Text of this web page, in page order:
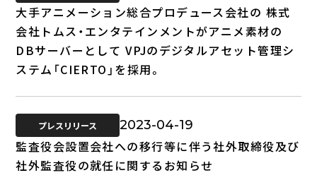
大手アニメーション総合プロデュース会社の 株式
会社トムス・エンタテインメントがアニメ素材の
DBサーバーとして VPJのデジタルアセット管理シ
ステム「CIERTO」を採用。
プレスリリース 2023-04-19
監査役会設置会社への移行等に伴う社外取締役及び
社外監査役の就任に関するお知らせ